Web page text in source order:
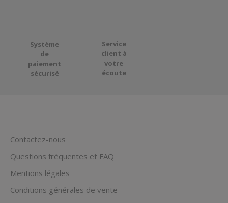
Système
de
paiement
sécurisé
Service
client à
votre
écoute
Contactez-nous
Questions fréquentes et FAQ
Mentions légales
Conditions générales de vente